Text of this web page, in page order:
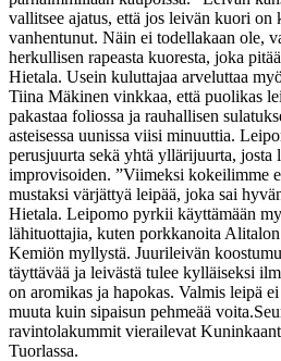
vallitsee ajatus, että jos leivän kuori on
vanhentunut. Näin ei todellakaan ole,
herkullisen rapeasta kuoresta, joka
Hietala. Usein kuluttajaa arveluttaa
Tiina Mäkinen vinkkaa, että puolikas
pakastaa foliossa ja rauhallisen
asteisessa uunissa viisi minuuttia.
perusjuurta sekä yhtä yllärijuurta, josta
improvisoiden. ”Viimeksi kokeilimme
mustaksi värjättyä leipää, joka sai
Hietala. Leipomo pyrkii käyttämään
lähituottajia, kuten porkkanoita
Kemiön myllystä. Juurileivän
täyttävää ja leivästä tulee kylläiseksi
on aromikas ja hapokas. Valmis leipä
muuta kuin sipaisun pehmeää voita.
ravintolakummit vierailevat
Tuorlassa.